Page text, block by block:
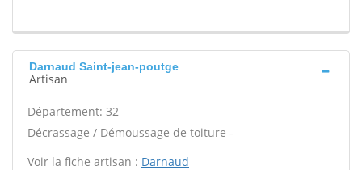
Darnaud Saint-jean-poutge
Artisan
Département: 32
Décrassage / Démoussage de toiture -
Voir la fiche artisan : Darnaud